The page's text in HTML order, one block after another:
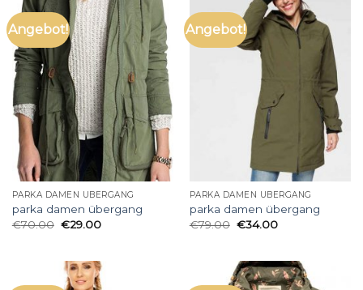
Angebot!
PARKA DAMEN ÜBERGANG
parka damen übergang
€70.00 €29.00
Angebot!
PARKA DAMEN ÜBERGANG
parka damen übergang
€79.00 €34.00